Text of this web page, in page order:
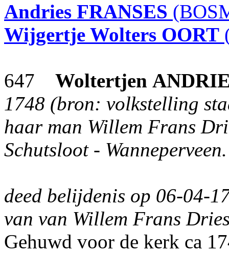
Andries FRANSES
Wijgertje Wolters OORT
647 Woltertjen
1748 (bron: volkstelling
haar man Willem Frans
Schutsloot - Wanneperveen.
deed belijdenis op 06-04-
van van Willem Frans
Gehuwd voor de kerk ca